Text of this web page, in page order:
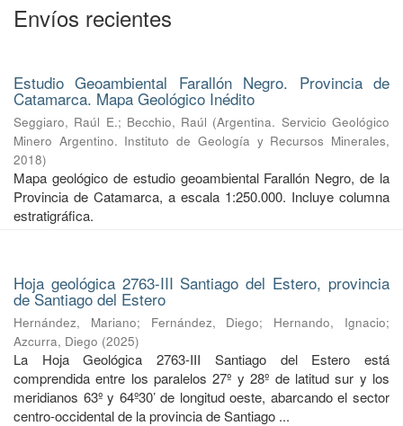
Envíos recientes
Estudio Geoambiental Farallón Negro. Provincia de
Catamarca. Mapa Geológico Inédito
Seggiaro, Raúl E.; Becchio, Raúl (Argentina. Servicio Geológico
Minero Argentino. Instituto de Geología y Recursos Minerales,
2018)
Mapa geológico de estudio geoambiental Farallón Negro, de la
Provincia de Catamarca, a escala 1:250.000. Incluye columna
estratigráfica.
Hoja geológica 2763-III Santiago del Estero, provincia
de Santiago del Estero
Hernández, Mariano; Fernández, Diego; Hernando, Ignacio;
Azcurra, Diego (2025)
La Hoja Geológica 2763-III Santiago del Estero está
comprendida entre los paralelos 27º y 28º de latitud sur y los
meridianos 63º y 64º30’ de longitud oeste, abarcando el sector
centro-occidental de la provincia de Santiago ...